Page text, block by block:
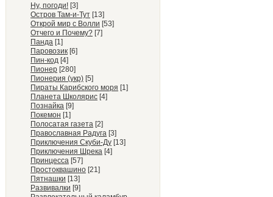
Ну, погоди! [3]
Остров Там-и-Тут [13]
Открой мир с Волли [53]
Отчего и Почему? [7]
Панда [1]
Паровозик [6]
Пин-код [4]
Пионер [280]
Пионерия (укр) [5]
Пираты Карибского моря [1]
Планета Школярис [4]
Познайка [9]
Покемон [1]
Полосатая газета [2]
Православная Радуга [3]
Приключения Скуби-Ду [13]
Приключения Шрека [4]
Принцесса [57]
Простоквашино [21]
Пятнашки [13]
Развивалки [9]